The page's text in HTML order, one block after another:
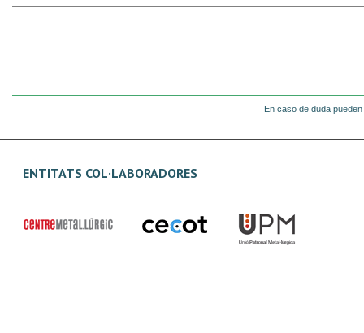
En caso de duda
ENTITATS COL·LABORADORES